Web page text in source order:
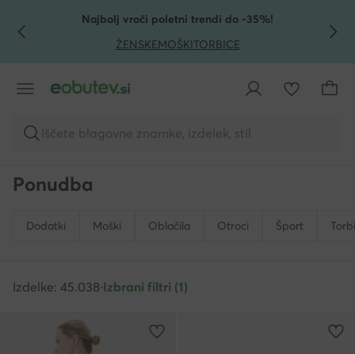
POJDI NA GLAVNO VSEBINO
POJDI NA ISKANJENajbolj vroči poletni trendi do -35%!
ŽENSKEMOŠKITORBICE
Iščete blagovne znamke, izdelek, stil
Ponudba
Dodatki Moški Oblačila Otroci Šport
Izdelke: 45.038·Izbrani filtri (1)